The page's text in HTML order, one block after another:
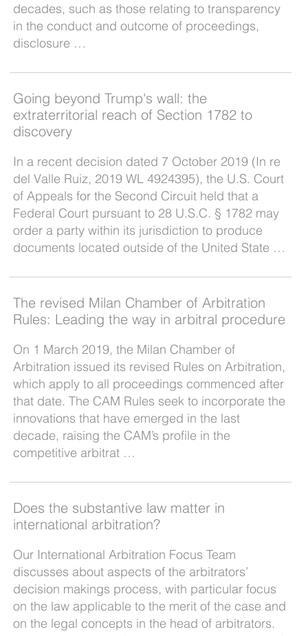
decades, such as those relating to transparency
in the conduct and outcome of proceedings,
disclosure …
Going beyond Trump's wall: the
extraterritorial reach of Section 1782 to
discovery
In a recent decision dated 7 October 2019 (In re
del Valle Ruiz, 2019 WL 4924395), the U.S. Court
of Appeals for the Second Circuit held that a
Federal Court pursuant to 28 U.S.C. § 1782 may
order a party within its jurisdiction to produce
documents located outside of the United State …
The revised Milan Chamber of Arbitration
Rules: Leading the way in arbitral procedure
On 1 March 2019, the Milan Chamber of
Arbitration issued its revised Rules on Arbitration,
which apply to all proceedings commenced after
that date. The CAM Rules seek to incorporate the
innovations that have emerged in the last
decade, raising the CAM’s profile in the
competitive arbitrat …
Does the substantive law matter in
international arbitration?
Our International Arbitration Focus Team
discusses about aspects of the arbitrators’
decision makings process, with particular focus
on the law applicable to the merit of the case and
on the legal concepts in the head of arbitrators.